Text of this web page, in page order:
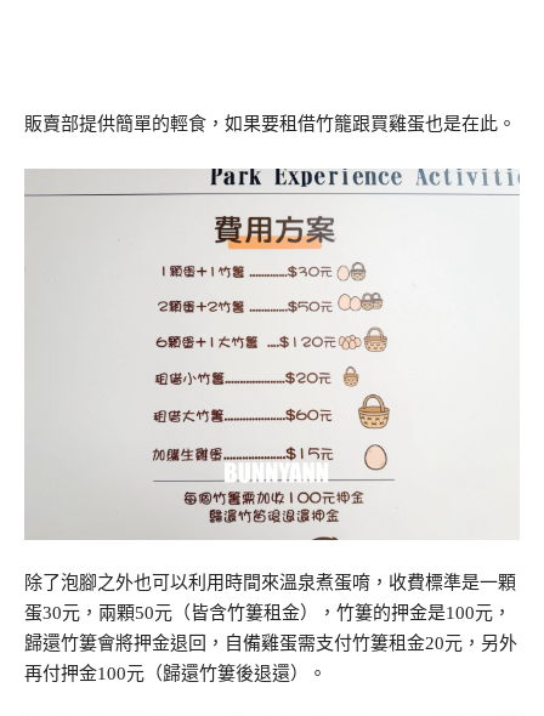
販賣部提供簡單的輕食，如果要租借竹籠跟買雞蛋也是在此。
除了泡腳之外也可以利用時間來溫泉煮蛋唷，收費標準是一顆
蛋30元，兩顆50元（皆含竹簍租金），竹簍的押金是100元，
歸還竹簍會將押金退回，自備雞蛋需支付竹簍租金20元，另外
再付押金100元（歸還竹簍後退還）。